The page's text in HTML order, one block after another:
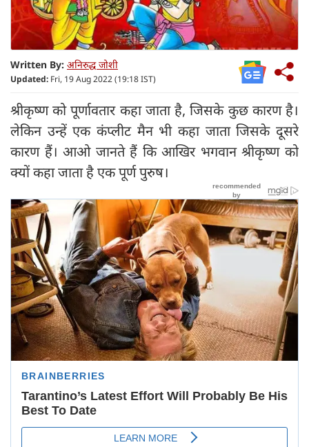
Written By: अनिरुद्ध जोशी
Updated: Fri, 19 Aug 2022 (19:18 IST)
श्रीकृष्ण को पूर्णावतार कहा जाता है, जिसके कुछ कारण है।
लेकिन उन्हें एक कंप्लीट मैन भी कहा जाता जिसके दूसरे
कारण हैं। आओ जानते हैं कि आखिर भगवान श्रीकृष्‍ण को
क्यों कहा जाता है एक पूर्ण पुरुष।